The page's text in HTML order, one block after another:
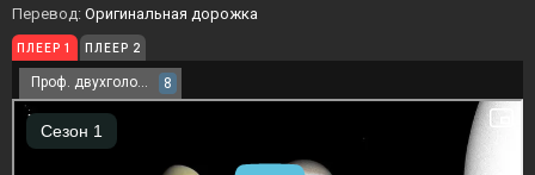
Перевод: Оригинальная дорожка
ПЛЕЕР 1 ПЛЕЕР 2
Проф. двухголосый 8